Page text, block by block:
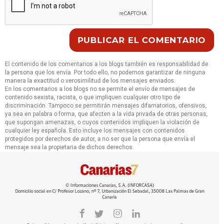
El contenido de los comentarios a los blogs también es responsabilidad de
la persona que los envía. Por todo ello, no podemos garantizar de ninguna
manera la exactitud o verosimilitud de los mensajes enviados.
En los comentarios a los blogs no se permite el envío de mensajes de
contenido sexista, racista, o que impliquen cualquier otro tipo de
discriminación. Tampoco se permitirán mensajes difamatorios, ofensivos,
ya sea en palabra o forma, que afecten a la vida privada de otras personas,
que supongan amenazas, o cuyos contenidos impliquen la violación de
cualquier ley española. Esto incluye los mensajes con contenidos
protegidos por derechos de autor, a no ser que la persona que envía el
mensaje sea la propietaria de dichos derechos.
© Informaciones Canarias, S.A. (INFORCASA)
Domicilio social en C/ Profesor Lozano, nº 7, Urbanización El Sebadal, 35008 Las Palmas de Gran
Canaria